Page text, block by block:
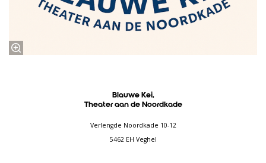
Blauwe Kei,
Theater aan de Noordkade
Verlengde Noordkade 10-12
5462 EH Veghel